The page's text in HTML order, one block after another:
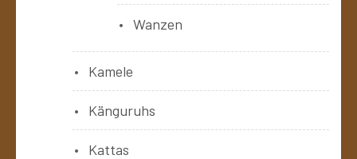
Wanzen
Kamele
Känguruhs
Kattas